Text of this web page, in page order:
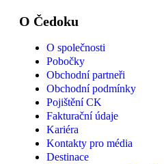
O Čedoku
O společnosti
Pobočky
Obchodní partneři
Obchodní podmínky
Pojištění CK
Fakturační údaje
Kariéra
Kontakty pro média
Destinace